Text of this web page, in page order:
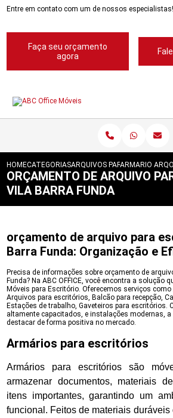
Entre em contato com um de nossos especialistas!
Faça seu orçamento
agora
HOMECATEGORIASARQUIVOS PARA ESCRITORIOS
ARMARIO
ORÇAMENTO DE ARQUIVO
VILA BARRA FUNDA
orçamento de arquivo para
Barra Funda: Organização e
Precisa de informações sobre orçamento de
Funda? Na ABC OFFICE, você encontra a solução
Móveis para Escritório. Oferecemos serviços
Arquivos para escritórios, Balcão para recepção,
Estações de trabalho, Gaveteiros para escritórios.
altamente capacitados, e instalações modernas,
destacar de forma positiva no mercado.
Armários para escritórios
Armários para escritórios são
armazenar documentos, materiais
itens importantes, garantindo um
funcional. Feitos de materiais duráveis